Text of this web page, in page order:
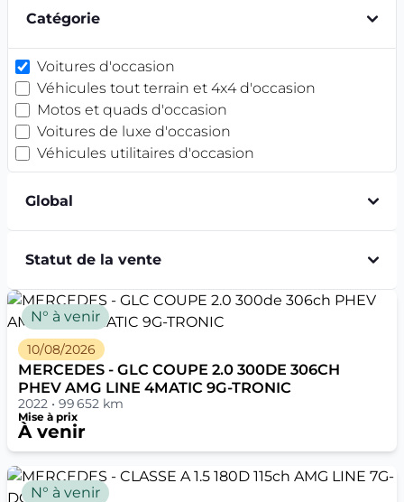
offre régulièrement des concepts visionnaires en
créant aujourd’hui la voiture de demain. Que ce
soient les commandes vocales, la navigation à réalité
augmentée, ou encore le prochain lancement du
premier monospace 100 % électrique, Mercedes voue
une réelle passion pour toutes les innovations
automobiles. Retrouvez les célèbres marques
AllemandeBMWetVolkswagensur Mercier Auto.
Catégorie
Voitures d'occasion
Véhicules tout terrain et 4x4 d'occasion
Motos et quads d'occasion
Voitures de luxe d'occasion
Véhicules utilitaires d'occasion
Global
Statut de la vente
N° à venir
10/08/2026
MERCEDES - GLC COUPE 2.0 300DE 306CH
PHEV AMG LINE 4MATIC 9G-TRONIC
2022 • 99 652 km
Mise à prix
À venir
N° à venir